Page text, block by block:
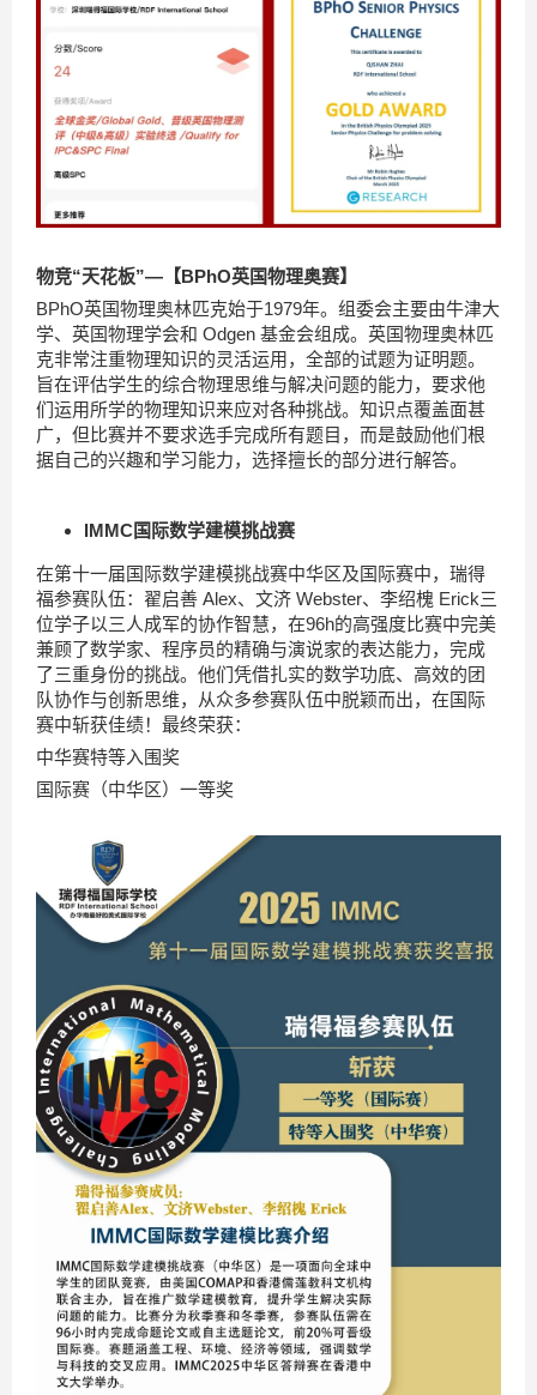
物竞“天花板”—【BPhO英国物理奥赛】
BPhO英国物理奥林匹克始于1979年。组委会主要由牛津大
学、英国物理学会和 Odgen 基金会组成。英国物理奥林匹
克非常注重物理知识的灵活运用，全部的试题为证明题。
旨在评估学生的综合物理思维与解决问题的能力，要求他
们运用所学的物理知识来应对各种挑战。知识点覆盖面甚
广，但比赛并不要求选手完成所有题目，而是鼓励他们根
据自己的兴趣和学习能力，选择擅长的部分进行解答。
IMMC国际数学建模挑战赛
在第十一届国际数学建模挑战赛中华区及国际赛中，瑞得
福参赛队伍：翟启善 Alex、文济 Webster、李绍槐 Erick三
位学子以三人成军的协作智慧，在96h的高强度比赛中完美
兼顾了数学家、程序员的精确与演说家的表达能力，完成
了三重身份的挑战。他们凭借扎实的数学功底、高效的团
队协作与创新思维，从众多参赛队伍中脱颖而出，在国际
赛中斩获佳绩！最终荣获：
中华赛特等入围奖
国际赛（中华区）一等奖